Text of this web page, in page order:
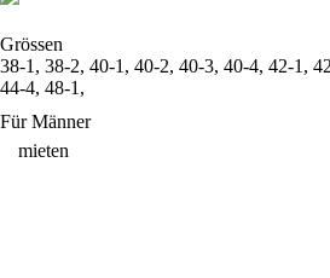
Grössen
38-1, 38-2, 40-1, 40-2, 40-3, 40-4, 42-1,
44-4, 48-1,
Für Männer
mieten